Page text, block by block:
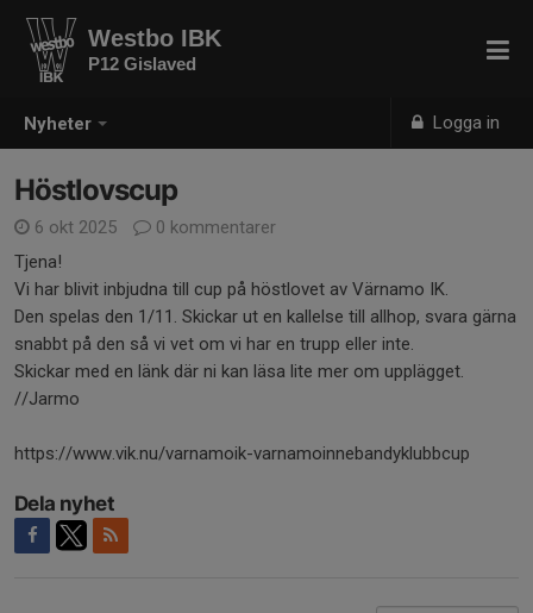
Nyheter Logga in
Westbo IBK
P12 Gislaved
Höstlovscup
6 okt 2025
0 kommentarer
Tjena!
Vi har blivit inbjudna till cup på höstlovet av Värnamo IK.
Den spelas den 1/11. Skickar ut en kallelse till allhop, svara gärna
snabbt på den så vi vet om vi har en trupp eller inte.
Skickar med en länk där ni kan läsa lite mer om upplägget.
//Jarmo
https://www.vik.nu/varnamoik-varnamoinnebandyklubbcup
Dela nyhet